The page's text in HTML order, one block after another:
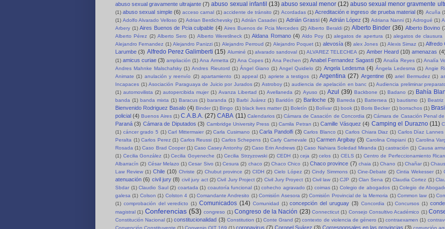
abuso sexual gravamente ultrajante (7) abuso sexual infantil (13) abuso sexual menor (12) abuso sexual menor gravmente
(1) abuso sexual simple (6) acceso carnal (1) accidente de tránsito (2) Acordadas (1) Acreditación e ingreso de prueba material (8) Acuña
(1) Adolfo Alvarado Velloso (2) Adrian Berdichevsky (1) Adrián Casadei (1) Adrián Grassi (4) Adrián López (3) Adriana Nanni (1) Adrogué (1)
Arbery (1) Aires Buenos de Pcia culpable (4) Aires Buenos de Pcia Mercedes (2) Alberto Beraldi (2) Alberto Binder (36) Alberto Bovino
Alberto Pérez (2) Alberto Sero (1) Alberto Weretilneck (1) Aldana Romano (4) Aldo Poy (1) alegatos de apertura (1) alegatos de clausura
Alejandro Fernandez (1) Alejandro Panizzi (1) Alejandro Perroud (2) Alejandro Poquet (1) alevosía (8) alex Jones (1) Alexis Simaz (1) Alfredo
Larumbe (3) Alfredo Perez Galimberti (15) Aluminé (1) alvarado sandoval (1) ALVAREZ TELECHEA (2) Amber Heard (10) amenazas
(1) amicus curiae (3) ampliación (1) Ana Armetta (2) Ana Copes (1) Ana Pechen (2) Anabel Fernandez Sagasti (3) Analía Reyes (1) Analía
Andres Mahnke Malschafsky (1) Andres Rieutord (1) Ángel Giano (1) Angel Quidielo (2) Angela Ledesma (4) Ángela Ledesma (1) Angie
Animate (1) anulación y reenvío (2) apartamiento (1) appeal (1) apriete a testigos (1) Argentina (27) Argentine (6) ariel Bermudez (1)
Incapaces (1) Asociación Paraguaya de Juicio por Jurados (2) Astroboy (1) audiencia de apelación en banc (1) Audiencia preliminar
(1) automovilista (2) autopercibida mujer (1) Avanza Libertad (1) Avellaneda (2) Ayuso (1) Azul (39) Backbone (1) Badano (2) Bahía
banda (1) banda mixta (1) Baracus (1) baranda (1) Barbi Juárez (1) Baridón (2) Bariloche (3) Barreda (1) Battersea (1) bautismo (1) Beatriz
Bienvenido Rodriguez Basalo (4) Binder (1) Bingo (1) black lives matter (1) Boletín (1) Bolívar (1) book (1) Boris Becker (1) borrachos (1)
policial (4) Buenos Aires (1) C.A.B.A. (27) CABA (11) Calendarios (1) Cámara de Casación de Concordia (2) Cámara de Casación Penal
Paraná (3) Cámara de Diputados (3) Cambridge University Press (1) Camila Petran (1) Camille Vásquez (4) Camping el Durazno (11)
(1) cáncer grado 5 (1) Carl Mittermaier (2) Carla Cusimano (1) Carla Pandolfi (3) Carlos Blanco (1) Carlos Chiara Diaz (1) Carlos Díaz Lannes
Peralta (1) Carlos Perez (1) Carlos Reussi (1) Carlos Schepens (1) Carly Carnevale (1) Carmen Argibay (3) Carolina Crispiani (1) Carolina
Rosada (1) Caso Brad Cooper (1) Caso Casey Antonhy (2) Caso Erin Andrews (1) Caso Nahiara Soledad Miranda (1) castración (1) Causa
(1) Cecilia González (1) Cecilia Goyeneche (1) Cecilia Strzyzowski (2) CEDH (1) ceja (2) celos (1) CELS (1) Centro de Perfeccionamiento
Albarracín (2) César Melazo (1) Cesar Sivo (1) Cesura (2) chaco (2) Chaco Chico (1) Chaco province (7) chaia (1) Chano (1) Chañar (1)
Law Review (1) Chile (10) Christe (2) Chubut province (2) CIDH (2) Cielo López (2) Cindy Simmons (1) Cine-Debate (2) Cintia Wekesser (1)
atenuación (6) civil jury (8) civil jury act (2) Civil Jury Project (2) Civil Jury Proyect (1) Civil law (1) CJP (2) Clan Sena (2) Claudia Cortez (1)
Sbdar (1) Claudio Saul (2) coartada (1) coautoría funcional (1) cohecho agravado (1) coimas (1) Colegio de abogados (1) Colegio de
galesa (1) Colson (1) Colston 4 (1) Comandante Andresito (1) Comisión Asesora (2) Comisión Provincial de la Memoria (1) Common law (1)
(1) comprobación del veredicto (1) Comunicados (14) Comunidad (1) concepción del uruguay (3) Concordia (1) Concursos (1)
magistral (1) Conferencias (53) congreso (1) Congreso de la Nación (23) Connecticut (1) Consejo Consultivo Académico (1)
Constitución Nacional (1) constitucionalidad (3) Constitution (1) Conte Grand (2) contexto de violencia de género (1) contraexamen (1)
Convención Constituyente (1) Convenio OIT 169 (1) coronavirus (7) Coronel Suárez (3) Corresponsales en las provincias (3) corrupción